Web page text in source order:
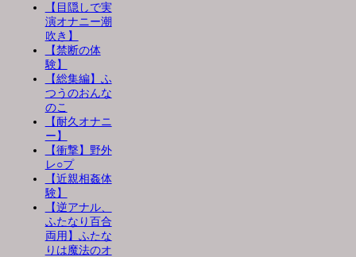
【目隠しで実
演オナニー潮
吹き】
【禁断の体
験】
【総集編】ふ
つうのおんな
のこ
【耐久オナニ
ー】
【衝撃】野外
レ○プ
【近親相姦体
験】
【逆アナル、
ふたなり百合
両用】ふたな
りは魔法のオ